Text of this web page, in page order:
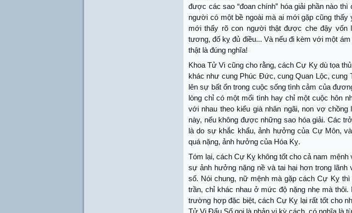
được các sao “đoan chính” hóa giải phần nào
người có một bề ngoài mà ai mới gặp cũng thấy
mới thấy rõ con người thật được che đậy vốn
tương, đố kỵ đủ điều... Và nếu đi kèm với một
thật là đúng nghĩa!
Khoa Tử Vi cũng cho rằng, cách Cự Kỵ dù tọa
khác như cung Phúc Đức, cung Quan Lộc, cung
lên sự bất ổn trong cuộc sống tình cảm của
lòng chỉ có một mối tình hay chỉ một cuộc hôn
với nhau theo kiểu già nhân ngãi, non vợ
này, nếu không được những sao hóa giải. Các
là do sự khắc khẩu, ảnh hưởng của Cự Môn,
quá nặng, ảnh hưởng của Hóa Kỵ.
Tóm lại, cách Cự Kỵ không tốt cho cả nam
sự ảnh hưởng nặng nề và tai hại hơn trong
số. Nói chung, nữ mệnh mà gặp cách Cự Kỵ
trần, chỉ khác nhau ở mức độ nặng nhẹ mà
trường hợp đặc biệt, cách Cự Kỵ lại rất tốt cho